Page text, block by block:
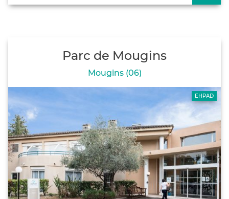
Parc de Mougins
Mougins (06)
EHPAD